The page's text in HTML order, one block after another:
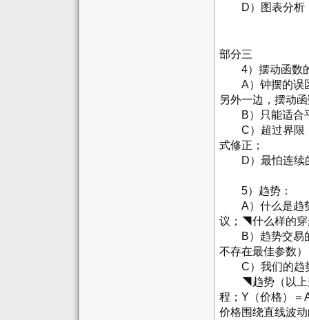
D）图表分析：
部分三
4）摆动函数的
A）钟摆的误区
另外一边，摆动
B）只能适合平
C）超过界限，
式修正；
D）最怕连续的
5）趋势：
A）什么是趋势
议；◥什么样的穿
B）趋势交易的
不存在最佳参数
C）我们的趋
◥趋势（以上升
程；Y（价格）＝
价格围绕直线波